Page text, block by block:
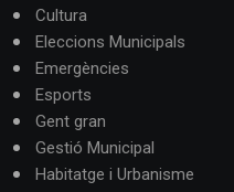
Cultura
Eleccions Municipals
Emergències
Esports
Gent gran
Gestió Municipal
Habitatge i Urbanisme